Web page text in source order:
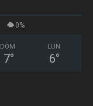
0%
DOM
7°
LUN
6°